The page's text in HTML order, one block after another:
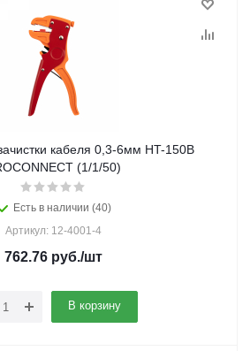
кабеля 0,3-6мм HT-150B
(1/1/50)
Есть в наличии (40)
Артикул: 12-4001-4
762.76руб./шт
В корзину